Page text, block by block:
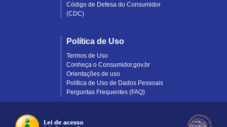
Código de Defesa do Consumidor
(CDC)
Política de Uso
Termos de Uso
Conheça o Consumidor.gov.br
Orientações de uso
Política de Uso de Dados Pessoais
Perguntas Frequentes (FAQ)